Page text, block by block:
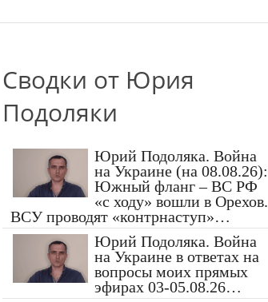
Сводки от Юрия
Подоляки
Юрий Подоляка. Война
на Украине (на 08.08.26):
Южный фланг – ВС РФ
«с ходу» вошли в Орехов.
ВСУ проводят «контрнаступ»…
Юрий Подоляка. Война
на Украине в ответах на
вопросы моих прямых
эфирах 03-05.08.26…